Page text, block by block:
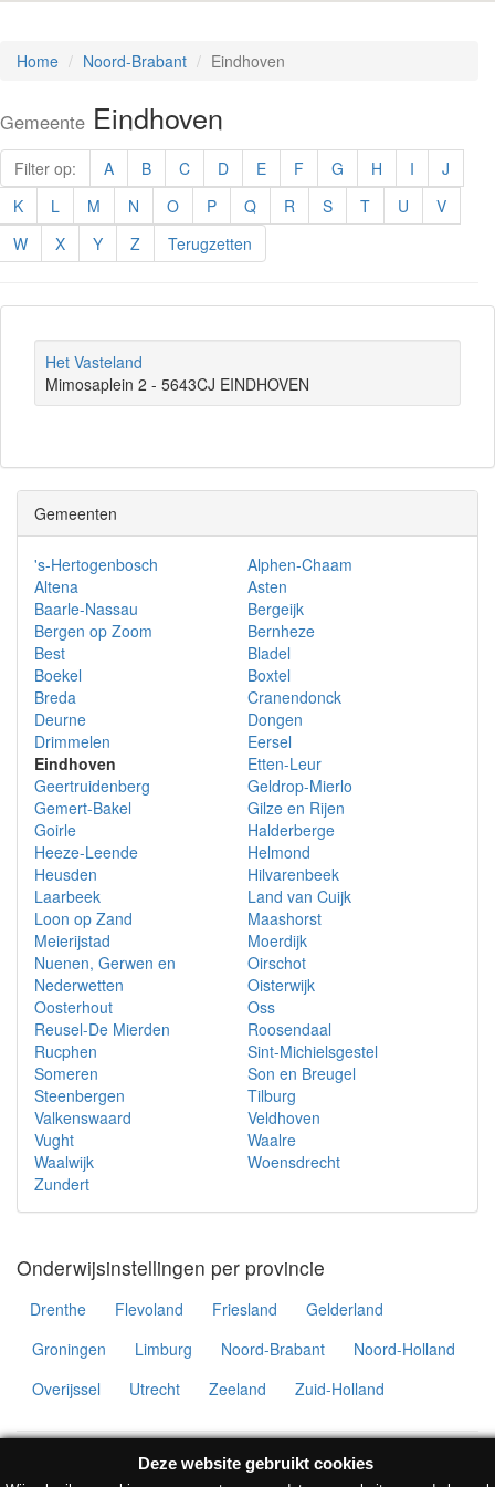
Home Noord-Brabant Eindhoven
Gemeente Eindhoven
Filter op: A B C D E F G H I
J
K
L M N O P Q R S T U
V
W
X Y Z Terugzetten
Het Vasteland
Mimosaplein 2 - 5643CJ EINDHOVEN
Gemeenten
's-Hertogenbosch
Alphen-Chaam
Altena
Asten
Baarle-Nassau
Bergeijk
Bergen op Zoom
Bernheze
Best
Bladel
Boekel
Boxtel
Breda
Cranendonck
Deurne
Dongen
Drimmelen
Eersel
Eindhoven
Etten-Leur
Geertruidenberg
Geldrop-Mierlo
Gemert-Bakel
Gilze en Rijen
Goirle
Halderberge
Heeze-Leende
Helmond
Heusden
Hilvarenbeek
Laarbeek
Land van Cuijk
Loon op Zand
Maashorst
Meierijstad
Moerdijk
Nuenen, Gerwen en
Nederwetten
Oirschot
Oisterwijk
Oosterhout
Oss
Reusel-De Mierden
Roosendaal
Rucphen
Sint-Michielsgestel
Someren
Son en Breugel
Steenbergen
Tilburg
Valkenswaard
Veldhoven
Vught
Waalre
Waalwijk
Woensdrecht
Zundert
Onderwijsinstellingen per provincie
Drenthe Flevoland Friesland
Gelderland
Groningen
Limburg Noord-Brabant
Noord-Holland
Overijssel
Utrecht Zeeland Zuid-Holland
© Onderwijsinstellingen 2026 •Contact•Privacyverklaring
Deze website gebruikt cookies